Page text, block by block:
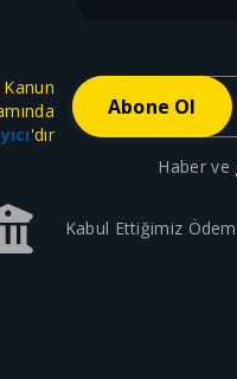
Haber ve
Kanun
'dır.
Kabul Ettiğimiz